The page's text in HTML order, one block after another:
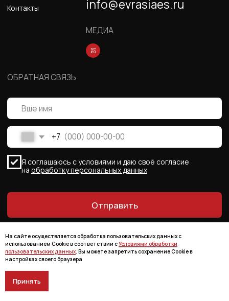
На сайте осуществляется обработка пользовательских данных с
использованием Cookie в соответствии сУсловиями обработки
пользовательских данных. Вы можете запретить сохранение Cookie в
настройках своего браузера
Принять